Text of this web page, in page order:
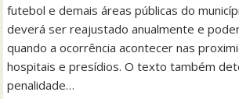
futebol e demais áreas públicas do
deverá ser reajustado anualmente e
quando a ocorrência acontecer nas
hospitais e presídios. O texto também
penalidade…